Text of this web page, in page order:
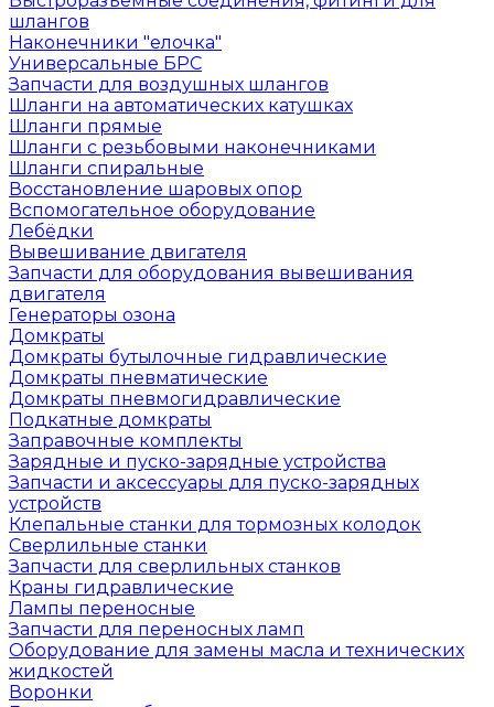
шлангов
Наконечники "елочка"
Универсальные БРС
Запчасти для воздушных шлангов
Шланги на автоматических катушках
Шланги прямые
Шланги с резьбовыми наконечниками
Шланги спиральные
Восстановление шаровых опор
Вспомогательное оборудование
Лебёдки
Вывешивание двигателя
Запчасти для оборудования вывешивания
двигателя
Генераторы озона
Домкраты
Домкраты бутылочные гидравлические
Домкраты пневматические
Домкраты пневмогидравлические
Подкатные домкраты
Заправочные комплекты
Зарядные и пуско-зарядные устройства
Запчасти и аксессуары для пуско-зарядных
устройств
Клепальные станки для тормозных колодок
Сверлильные станки
Запчасти для сверлильных станков
Краны гидравлические
Лампы переносные
Запчасти для переносных ламп
Оборудование для замены масла и технических
жидкостей
Воронки